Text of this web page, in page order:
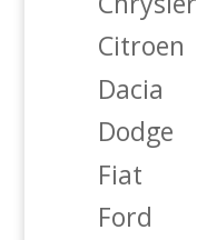
Citroen
Dacia
Dodge
Fiat
Ford